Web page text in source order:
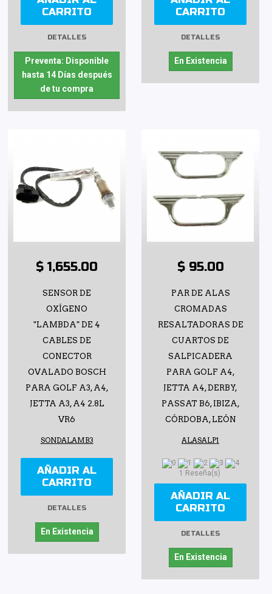
CARRITO
DETALLES
Preventa: Disponible
hasta 14 Días después
de tu compra
CARRITO
DETALLES
En Existencia
$ 1,655.00
SENSOR DE
OXÍGENO
"LAMBDA" DE 4
CABLES DE
CONECTOR
OVALADO BOSCH
PARA GOLF A3, A4,
JETTA A3, A4 2.8L
VR6
SONDALAMB3
AÑADIR AL
CARRITO
DETALLES
En Existencia
$ 95.00
PAR DE ALAS
CROMADAS
RESALTADORAS DE
CUARTOS DE
SALPICADERA
PARA GOLF A4,
JETTA A4, DERBY,
PASSAT B6, IBIZA,
CÓRDOBA, LEÓN
ALASALP1
1 Reseña(s)
AÑADIR AL
CARRITO
DETALLES
En Existencia